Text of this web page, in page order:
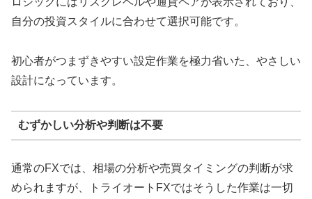
自分の投資スタイルに合わせて選択可能です。
初心者がつまずきやすい設定作業を極力省いた、やさしい
設計になっています。
むずかしい分析や判断は不要
通常のFXでは、相場の分析や売買タイミングの判断が求
められますが、トライオートFXではそうした作業は一切